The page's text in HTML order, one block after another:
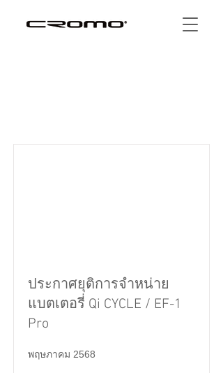
ประกาศยุติการจำหน่าย
แบตเตอรี่ Qi CYCLE / EF-1
Pro
พฤษภาคม 2568